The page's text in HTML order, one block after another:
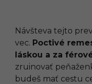
Návšteva tejto
vec. Poctivé
láskou a za
zruinovať
budeš mať cestu